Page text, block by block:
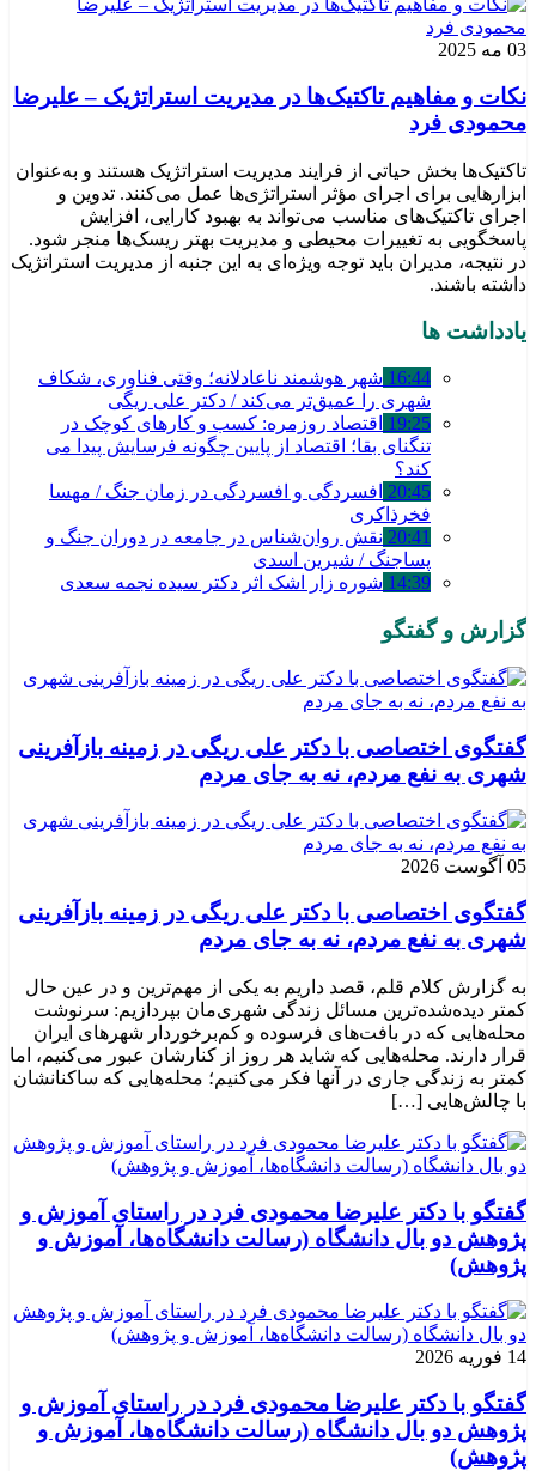
03 مه 2025
نکات و مفاهیم تاکتیک‌ها در مدیریت استراتژیک – علیرضا
محمودی فرد
تاکتیک‌ها بخش حیاتی از فرایند مدیریت استراتژیک هستند و به‌عنوان
ابزارهایی برای اجرای مؤثر استراتژی‌ها عمل می‌کنند. تدوین و
اجرای تاکتیک‌های مناسب می‌تواند به بهبود کارایی، افزایش
پاسخگویی به تغییرات محیطی و مدیریت بهتر ریسک‌ها منجر شود.
در نتیجه، مدیران باید توجه ویژه‌ای به این جنبه از مدیریت استراتژیک
داشته باشند.
یادداشت ها
16:44 شهر هوشمند ناعادلانه؛ وقتی فناوری، شکاف
شهری را عمیق‌تر می‌کند / دکتر علی ریگی
19:25 اقتصاد روزمره: کسب‌ و کارهای کوچک در
تنگنای بقا؛ اقتصاد از پایین چگونه فرسایش پیدا می
کند؟
20:45 افسردگی و افسردگی در زمان جنگ / مهسا
فخرذاکری
20:41 نقش روان‌شناس در جامعه در دوران جنگ و
پساجنگ / شیرین اسدی
14:39 شوره زار اشک اثر دکتر سیده نجمه سعدی
گزارش و گفتگو
گفتگوی اختصاصی با دکتر علی ریگی در زمینه بازآفرینی
شهری به نفع مردم، نه به جای مردم
05 آگوست 2026
گفتگوی اختصاصی با دکتر علی ریگی در زمینه بازآفرینی
شهری به نفع مردم، نه به جای مردم
به گزارش کلام قلم، قصد داریم به یکی از مهم‌ترین و در عین حال
کمتر دیده‌شده‌ترین مسائل زندگی شهری‌مان بپردازیم: سرنوشت
محله‌هایی که در بافت‌های فرسوده و کم‌برخوردار شهرهای ایران
قرار دارند. محله‌هایی که شاید هر روز از کنارشان عبور می‌کنیم، اما
کمتر به زندگی جاری در آنها فکر می‌کنیم؛ محله‌هایی که ساکنانشان
با چالش‌هایی […]
گفتگو با دکتر علیرضا محمودی فرد در راستای آموزش و
پژوهش دو بال دانشگاه (رسالت دانشگاه‌ها، آموزش و
پژوهش)
14 فوریه 2026
گفتگو با دکتر علیرضا محمودی فرد در راستای آموزش و
پژوهش دو بال دانشگاه (رسالت دانشگاه‌ها، آموزش و
پژوهش)